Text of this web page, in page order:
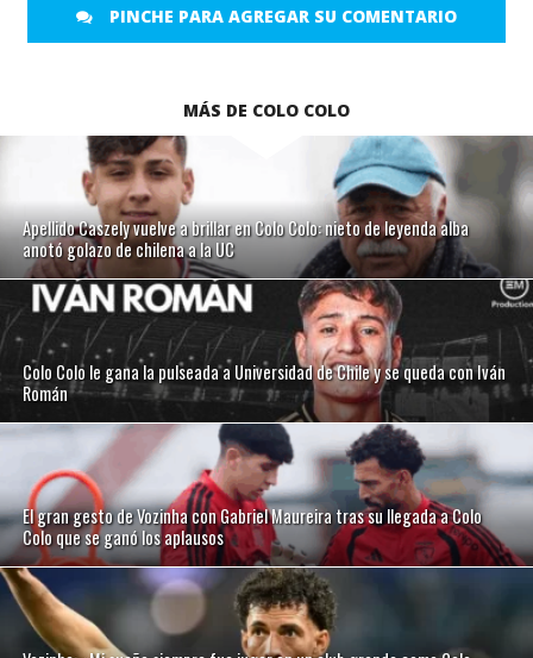
PINCHE PARA AGREGAR SU COMENTARIO
MÁS DE COLO COLO
Apellido Caszely vuelve a brillar en Colo Colo: nieto de leyenda alba
anotó golazo de chilena a la UC
Colo Colo le gana la pulseada a Universidad de Chile y se queda con Iván
Román
El gran gesto de Vozinha con Gabriel Maureira tras su llegada a Colo
Colo que se ganó los aplausos